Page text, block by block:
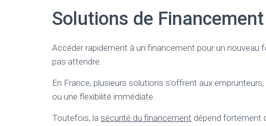
Solutions de
Accéder rapidement à un financement pour un nouveau
pas attendre.
En France, plusieurs solutions s’offrent aux
ou une flexibilité immédiate.
Toutefois, la sécurité du financement dépend fortement